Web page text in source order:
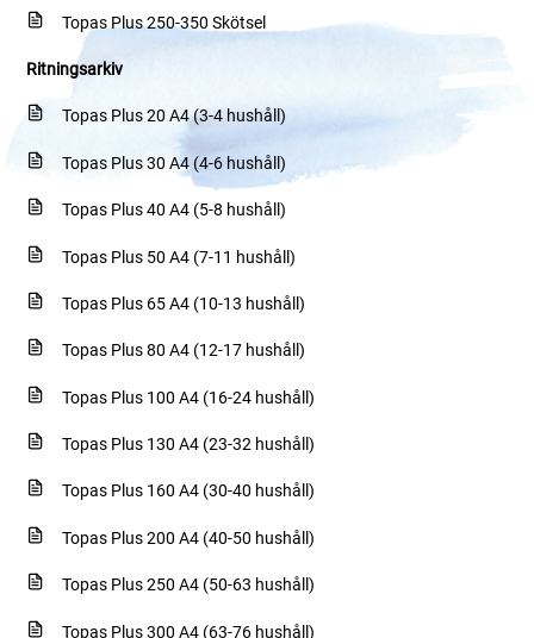
Topas Plus 250-350 Skötsel
Ritningsarkiv
Topas Plus 20 A4 (3-4 hushåll)
Topas Plus 30 A4 (4-6 hushåll)
Topas Plus 40 A4 (5-8 hushåll)
Topas Plus 50 A4 (7-11 hushåll)
Topas Plus 65 A4 (10-13 hushåll)
Topas Plus 80 A4 (12-17 hushåll)
Topas Plus 100 A4 (16-24 hushåll)
Topas Plus 130 A4 (23-32 hushåll)
Topas Plus 160 A4 (30-40 hushåll)
Topas Plus 200 A4 (40-50 hushåll)
Topas Plus 250 A4 (50-63 hushåll)
Topas Plus 300 A4 (63-76 hushåll)